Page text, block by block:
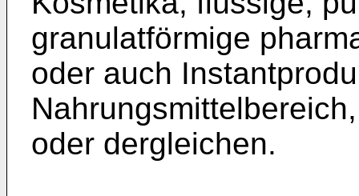
granulatförmige
oder auch
oder dergleichen.